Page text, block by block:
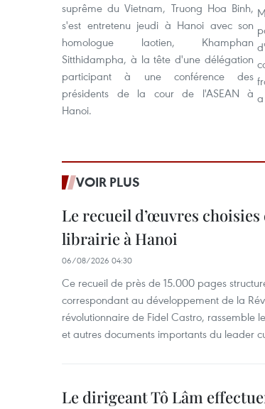
suprême du Vietnam, Truong Hoa Binh,
s'est entretenu jeudi à Hanoi avec son
homologue laotien, Khamphan
Sitthidampha, à la tête d'une délégation
participant à une conférence des
présidents de la cour de l'ASEAN à
Hanoi.
VOIR PLUS
Le recueil d’œuvres
librairie à Hanoi
06/08/2026 04:30
Ce recueil de près de 15.000 pages
correspondant au développement de la
révolutionnaire de Fidel Castro, rassemble
et autres documents importants du leader
Le dirigeant Tô Lâm